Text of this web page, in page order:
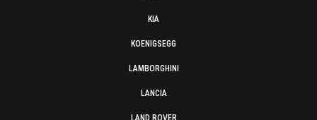
KIA
KOENIGSEGG
LAMBORGHINI
LANCIA
LAND ROVER